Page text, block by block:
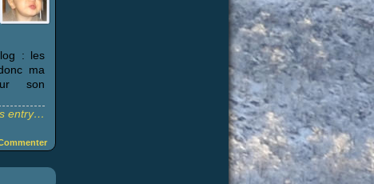
: les
ma
son
entry…